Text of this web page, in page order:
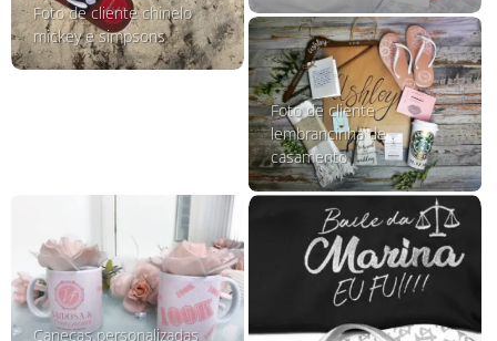
Foto de cliente chinelo
mickey e simpsons
Foto de cliente
lembrancinha de
casamento
Canecas personalizadas